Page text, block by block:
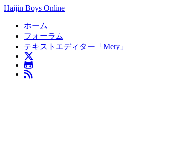
Haijin Boys Online
ホーム
フォーラム
テキストエディター「Mery」